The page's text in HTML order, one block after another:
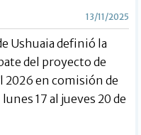
13/11/2025
Ushuaia definió la
del proyecto de
en comisión de
17 al jueves 20 de